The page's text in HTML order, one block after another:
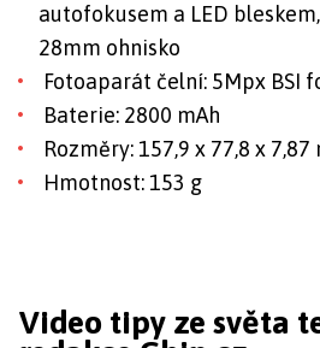
autofokusem a LED
28mm ohnisko
Fotoaparát čelní: 5Mpx BSI
Baterie: 2800 mAh
Rozměry: 157,9 x 77,8 x 7,87
Hmotnost: 153 g
Video tipy ze světa